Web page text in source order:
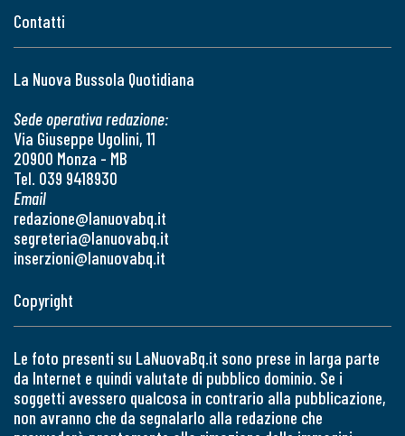
Contatti
La Nuova Bussola Quotidiana
Sede operativa redazione:
Via Giuseppe Ugolini, 11
20900 Monza - MB
Tel. 039 9418930
Email
redazione@lanuovabq.it
segreteria@lanuovabq.it
inserzioni@lanuovabq.it
Copyright
Le foto presenti su LaNuovaBq.it sono prese in larga parte
da Internet e quindi valutate di pubblico dominio. Se i
soggetti avessero qualcosa in contrario alla pubblicazione,
non avranno che da segnalarlo alla redazione che